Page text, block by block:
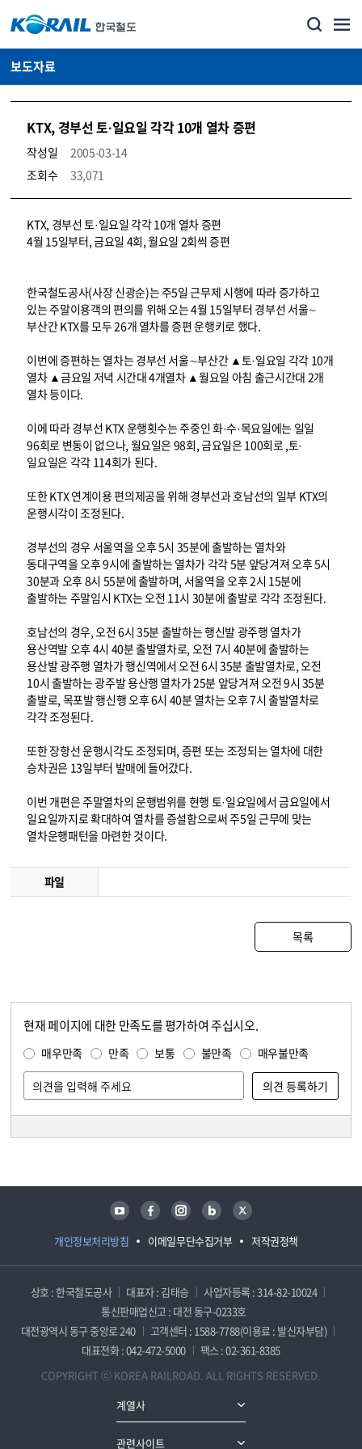
보도자료
KTX, 경부선 토·일요일 각각 10개 열차 증편
작성일
2005-03-14
조회수
33,071
뉴스·홍보_보도자료 상세보기 – 내용, 파일, 담당자 연락처로 구성
KTX, 경부선 토·일요일 각각 10개 열차 증편
4월 15일부터, 금요일 4회, 월요일 2회씩 증편
한국철도공사(사장 신광순)는 주5일 근무제 시행에 따라 증가하고
있는 주말이용객의 편의를 위해 오는 4월 15일부터 경부선 서울∼
부산간 KTX를 모두 26개 열차를 증편 운행키로 했다.
이번에 증편하는 열차는 경부선 서울∼부산간 ▲토·일요일 각각 10개
열차 ▲금요일 저녁 시간대 4개열차 ▲월요일 아침 출근시간대 2개
열차 등이다.
이에 따라 경부선 KTX 운행횟수는 주중인 화·수·목요일에는 일일
96회로 변동이 없으나, 월요일은 98회, 금요일은 100회로 ,토·
일요일은 각각 114회가 된다.
또한 KTX 연계이용 편의제공을 위해 경부선과 호남선의 일부 KTX의
운행시각이 조정된다.
경부선의 경우 서울역을 오후 5시 35분에 출발하는 열차와
동대구역을 오후 9시에 출발하는 열차가 각각 5분 앞당겨져 오후 5시
30분과 오후 8시 55분에 출발하며, 서울역을 오후 2시 15분에
출발하는 주말임시 KTX는 오전 11시 30분에 출발로 각각 조정된다.
호남선의 경우, 오전 6시 35분 출발하는 행신발 광주행 열차가
용산역발 오후 4시 40분 출발열차로, 오전 7시 40분에 출발하는
용산발 광주행 열차가 행신역에서 오전 6시 35분 출발열차로, 오전
10시 출발하는 광주발 용산행 열차가 25분 앞당겨져 오전 9시 35분
출발로, 목포발 행신행 오후 6시 40분 열차는 오후 7시 출발열차로
각각 조정된다.
또한 장항선 운행시각도 조정되며, 증편 또는 조정되는 열차에 대한
승차권은 13일부터 발매에 들어갔다.
이번 개편은 주말열차의 운행범위를 현행 토·일요일에서 금요일에서
일요일까지로 확대하여 열차를 증설함으로써 주5일 근무에 맞는
열차운행패턴을 마련한 것이다.
파일
목록
현재 페이지에 대한 만족도를 평가하여 주십시오.
매우만족 만족 보통 불만족 매우불만족
개인정보처리방침 이메일무단수집거부 저작권정책
유튜브 페이스북 인스타그램 블로그 트위터
상호 : 한국철도공사 대표자 : 김태승
사업자등록 : 314-82-10024
통신판매업신고 : 대전 동구-0233호
대전광역시 동구 중앙로 240
고객센터 : 1588-7788(이용료 : 발신자부담)
대표전화 : 042-472-5000
팩스 : 02-361-8385
COPYRIGHT ⓒ KOREA RAILROAD. ALL RIGHTS RESERVED.
계열사
관련사이트